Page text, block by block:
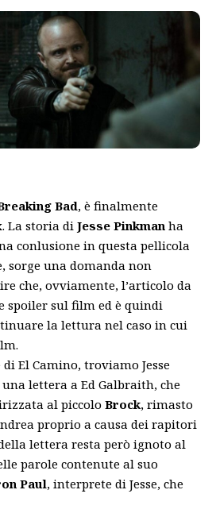
Bad, è finalmente
. La storia di Jesse Pinkman ha
conlusione in questa pellicola
sorge una domanda non
che, ovviamente, l’articolo da
spoiler sul film ed è quindi
la lettura nel caso in cui
El Camino, troviamo Jesse
lettera a Ed Galbraith, che
al piccolo Brock, rimasto
proprio a causa dei rapitori
lettera resta però ignoto al
parole contenute al suo
Paul, interprete di Jesse, che